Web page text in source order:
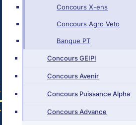
Concours X-ens
Concours Agro Veto
Banque PT
Concours GEIPI
Concours Avenir
Concours Puissance Alpha
Concours Advance